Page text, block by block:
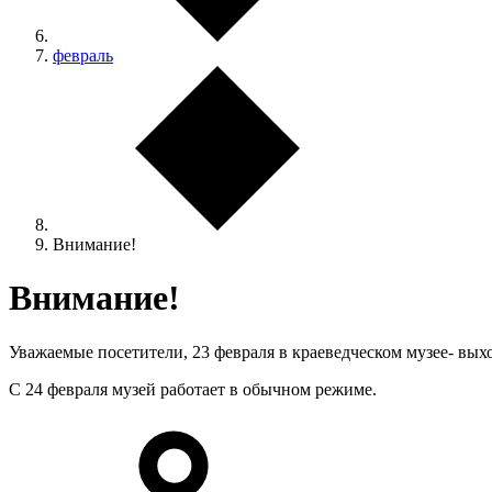
февраль
Внимание!
Внимание!
Уважаемые посетители, 23 февраля в краеведческом музее-
С 24 февраля музей работает в обычном режиме.